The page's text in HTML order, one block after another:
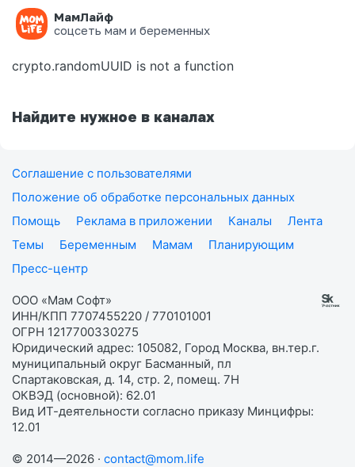
МамЛайф
соцсеть мам и беременных
Ошибка на странице
crypto.randomUUID is not a function
Найдите нужное в каналах
Соглашение с пользователями
Положение об обработке персональных данных
Помощь
Реклама в приложении Каналы
Лента
Темы
Беременным Мамам
Планирующим
Пресс-центр
ООО «Мам Софт»
ИНН/КПП 7707455220 / 770101001
ОГРН 1217700330275
Юридический адрес: 105082, Город Москва, вн.тер.г.
муниципальный округ Басманный, пл
Спартаковская, д. 14, стр. 2, помещ. 7Н
ОКВЭД (основной): 62.01
Вид ИТ-деятельности согласно приказу Минцифры:
12.01
© 2014—2026 · contact@mom.life